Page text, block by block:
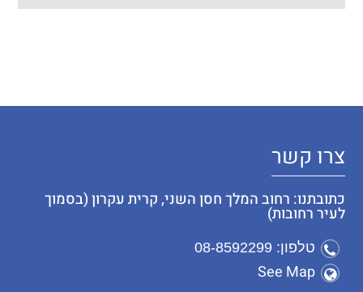
צרו קשר
כתובתנו: רחוב המלך חסן השני, קרית עקרון (בסמוך
לעיר רחובות)
טלפון: 08-8592299
See Map